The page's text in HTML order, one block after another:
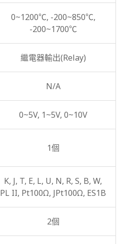
0~1200℃, -200~850℃,
-200~1700℃
繼電器輸出(Relay)
N/A
0~5V, 1~5V, 0~10V
1個
K, J, T, E, L, U, N, R,S, B,W,
PL II, Pt100Ω, JPt100Ω, ES1B
2個